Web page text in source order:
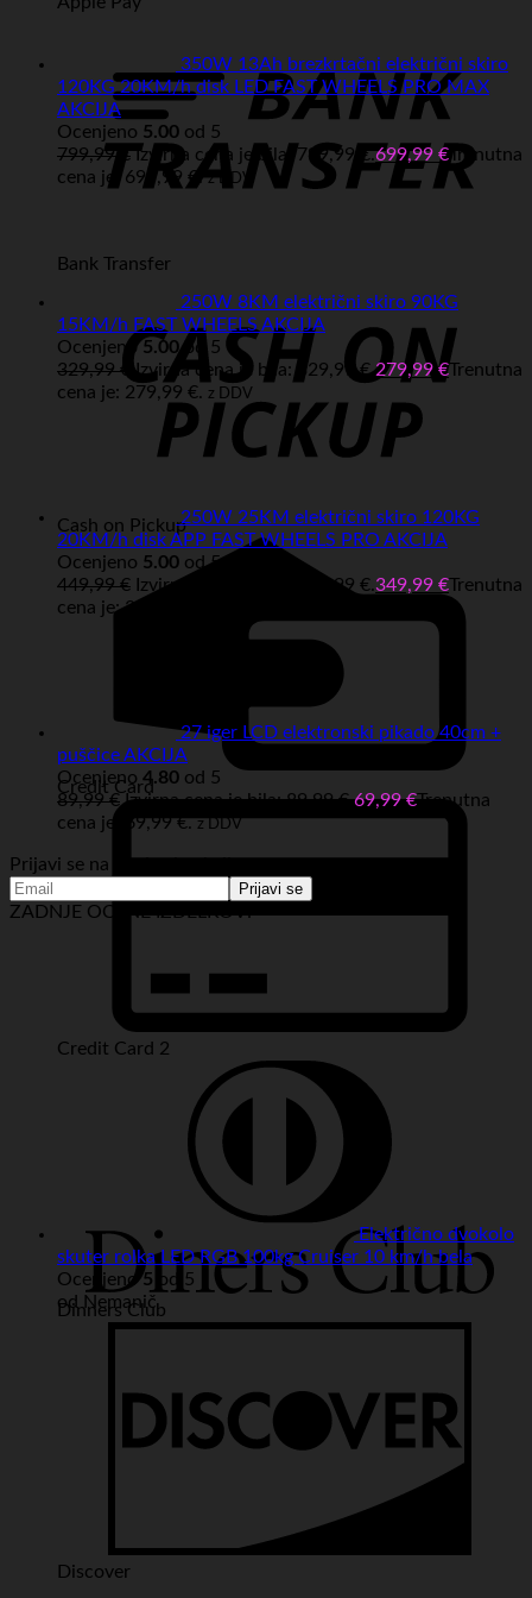
Bank Transfer
Cash on Pickup
Credit Card
Credit Card 2
Dinners Club
Discover
350W 13Ah brezkrtačni električni skiro
120KG 20KM/h disk LED FAST WHEELS PRO MAX
AKCIJA
Ocenjeno 5.00 od 5
799,99 € Izvirna cena je bila: 799,99 €.699,99 €Trenutna
cena je: 699,99 €. z DDV
250W 8KM električni skiro 90KG
15KM/h FAST WHEELS AKCIJA
Ocenjeno5.00od 5
329,99€ Izvirna cena je bila: 329,99 €.279,99€Trenutna
cena je: 279,99 €. z DDV
250W 25KM električni skiro 120KG
20KM/h disk APP FAST WHEELS PRO AKCIJA
Ocenjeno 5.00 od 5
449,99€ Izvirna cena je bila: 449,99 €.349,99 €Trenutna
cena je: 349,99 €.
27 iger LCD elektronski pikado 40cm +
puščice AKCIJA
Ocenjeno 4.80 od 5
89,99€ Izvirna cena je bila: 89,99 €.69,99€Trenutna
cena je: 69,99 €. z DDV
Prijavi se na novice in akcije:
ZADNJE OCENE IZDELKOV:
Električno dvokolo
skuter rolka LED RGB 100kg Cruiser 10 km/h bela
Ocenjeno5 od 5
od Nemanič